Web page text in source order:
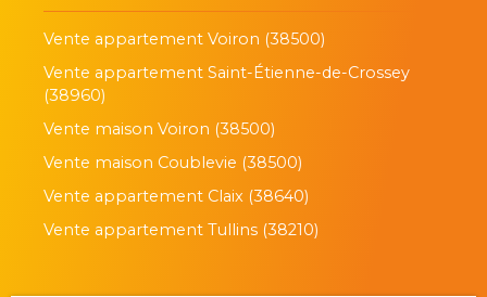
Vente appartement Voiron (38500)
Vente appartement Saint-Étienne-de-Crossey
(38960)
Vente maison Voiron (38500)
Vente maison Coublevie (38500)
Vente appartement Claix (38640)
Vente appartement Tullins (38210)